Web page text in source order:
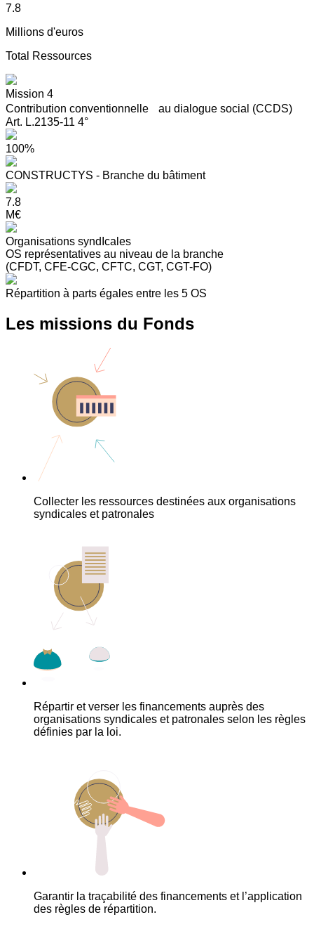
7.8
Millions d'euros
Total Ressources
Mission 4
Contribution conventionnelle au dialogue social (CCDS)
Art. L.2135-11 4°
100%
CONSTRUCTYS - Branche du bâtiment
7.8
M€
Organisations syndIcales
OS représentatives au niveau de la branche
(CFDT, CFE-CGC, CFTC, CGT, CGT-FO)
Répartition à parts égales entre les 5 OS
Les missions du Fonds
Collecter les ressources destinées aux organisations
syndicales et patronales
Répartir et verser les financements auprès des
organisations syndicales et patronales selon les règles
définies par la loi.
Garantir la traçabilité des financements et l’application
des règles de répartition.